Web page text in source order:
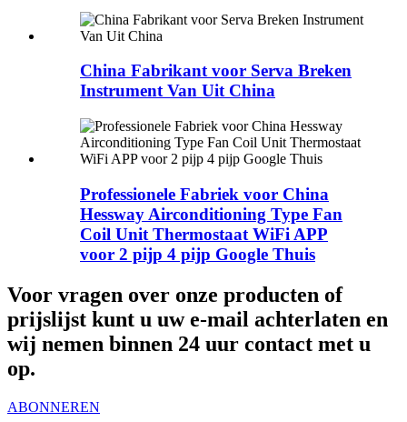
China Fabrikant voor Serva Breken
Instrument Van Uit China
Professionele Fabriek voor China
Hessway Airconditioning Type Fan
Coil Unit Thermostaat WiFi APP
voor 2 pijp 4 pijp Google Thuis
Voor vragen over onze producten of
prijslijst kunt u uw e-mail achterlaten en
wij nemen binnen 24 uur contact met u
op.
ABONNEREN